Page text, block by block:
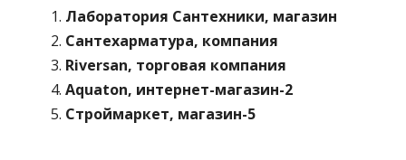
Лаборатория Сантехники, магазин
Сантехарматура, компания
Riversan, торговая компания
Aquaton, интернет-магазин-2
Строймаркет, магазин-5